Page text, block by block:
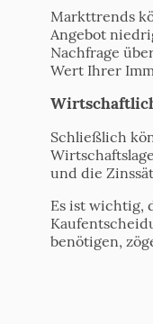
Markttrends
Angebot
Nachfrage
Wert Ihrer
Schließlich
und die
Es ist wichtig,
benötigen,